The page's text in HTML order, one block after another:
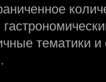
тематики